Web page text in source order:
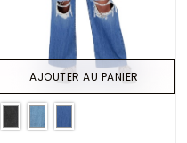
AJOUTER AU PANIER